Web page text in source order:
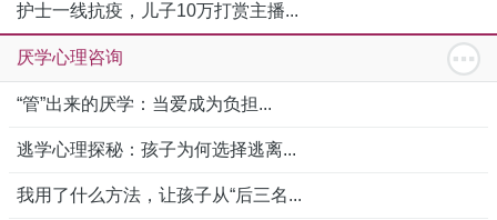
护士一线抗疫，儿子10万打赏主播...
厌学心理咨询
“管”出来的厌学：当爱成为负担...
逃学心理探秘：孩子为何选择逃离...
我用了什么方法，让孩子从“后三名...